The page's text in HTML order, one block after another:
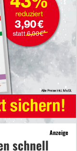
Anzeige
schnell